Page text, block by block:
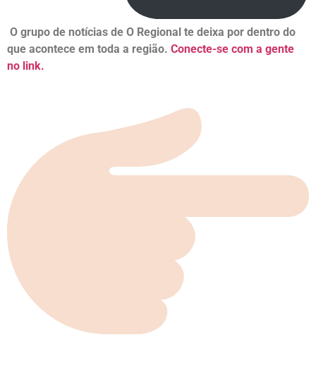
O grupo de notícias de O Regional te deixa por dentro do
que acontece em toda a região. Conecte-se com a gente
no link.